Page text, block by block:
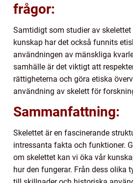
frågor:
Samtidigt som studier av
kunskap har det också funnits
användningen av mänskliga
samhälle är det viktigt att
rättigheterna och göra etiska
användning av skelett för
Sammanfattning:
Skelettet är en fascinerande
intressanta fakta och funktioner.
om skelettet kan vi öka vår
hur den fungerar. Från dess olika